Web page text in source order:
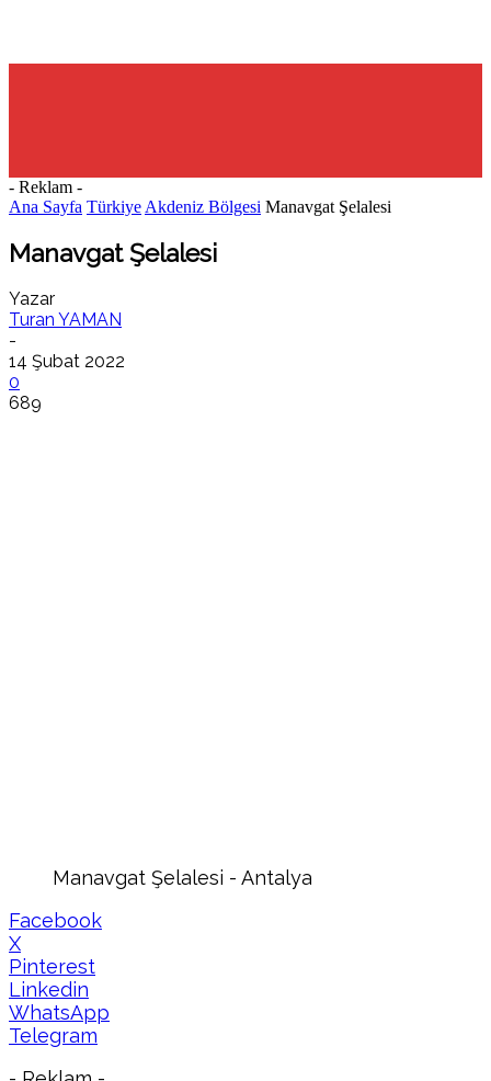
- Reklam -
Ana Sayfa Türkiye Akdeniz Bölgesi Manavgat Şelalesi
Manavgat Şelalesi
Yazar
Turan YAMAN
-
14 Şubat 2022
0
689
Manavgat Şelalesi - Antalya
Facebook
X
Pinterest
Linkedin
WhatsApp
Telegram